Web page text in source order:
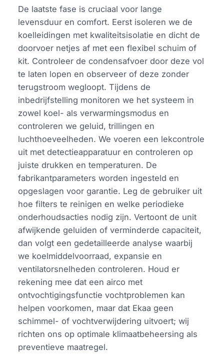
De laatste fase is cruciaal voor lange
levensduur en comfort. Eerst isoleren we de
koelleidingen met kwaliteitsisolatie en dicht de
doorvoer netjes af met een flexibel schuim of
kit. Controleer de condensafvoer door deze vol
te laten lopen en observeer of deze zonder
terugstroom wegloopt. Tijdens de
inbedrijfstelling monitoren we het systeem in
zowel koel- als verwarmingsmodus en
controleren we geluid, trillingen en
luchthoeveelheden. We voeren een lekcontrole
uit met detectieapparatuur en controleren op
juiste drukken en temperaturen. De
fabrikantparameters worden ingesteld en
opgeslagen voor garantie. Leg de gebruiker uit
hoe filters te reinigen en welke periodieke
onderhoudsacties nodig zijn. Vertoont de unit
afwijkende geluiden of verminderde capaciteit,
dan volgt een gedetailleerde analyse waarbij
we koelmiddelvoorraad, expansie en
ventilatorsnelheden controleren. Houd er
rekening mee dat een airco met
ontvochtigingsfunctie vochtproblemen kan
helpen voorkomen, maar dat Ekaa geen
schimmel- of vochtverwijdering uitvoert; wij
richten ons op optimale klimaatbeheersing als
preventieve maatregel.